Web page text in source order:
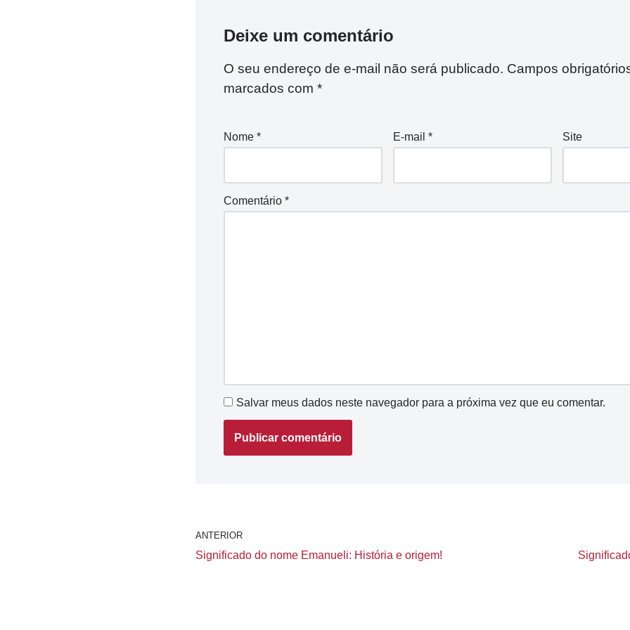
Deixe um comentário
O seu endereço de e-mail não será publicado. Campos
marcados com *
Nome * E-mail * Site
Comentário *
Salvar meus dados neste navegador para a próxima vez que eu comentar.
ANTERIOR
Significado do nome Emanueli: História e origem!